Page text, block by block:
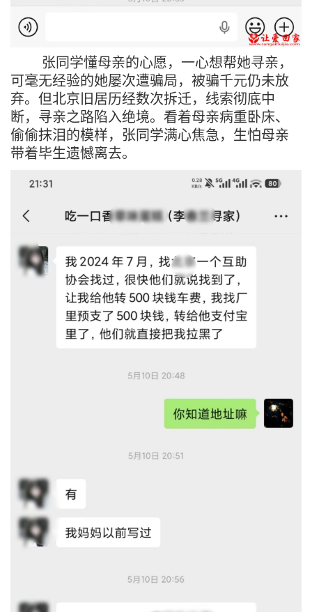
张同学懂母亲的心愿，一心想帮她寻亲，
可毫无经验的她屡次遭骗局，被骗千元仍未放
弃。但北京旧居历经数次拆迁，线索彻底中
断，寻亲之路陷入绝境。看着母亲病重卧床、
偷偷抹泪的模样，张同学满心焦急，生怕母亲
带着毕生遗憾离去。